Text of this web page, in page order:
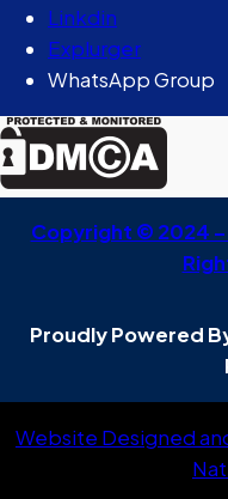
Linkdin
Explurger
WhatsApp Group
Copyright © 2024 –
Proudly Powered
Website Designed